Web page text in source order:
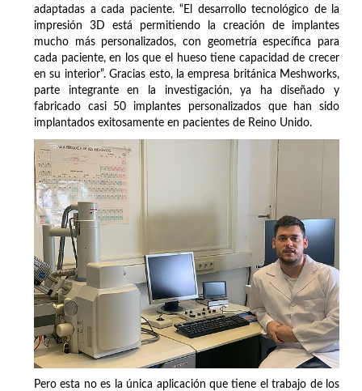
adaptadas a cada paciente. “El desarrollo tecnológico de la
impresión 3D está permitiendo la creación de implantes
mucho más personalizados, con geometría específica para
cada paciente, en los que el hueso tiene capacidad de crecer
en su interior”. Gracias esto, la empresa británica Meshworks,
parte integrante en la investigación, ya ha diseñado y
fabricado casi 50 implantes personalizados que han sido
implantados exitosamente en pacientes de Reino Unido.
Pero esta no es la única aplicación que tiene el trabajo de los